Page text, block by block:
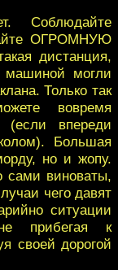
Соблюдайте
ОГРОМНУЮ
дистанция,
могли
Только так
вовремя
(если впереди
Большая
но и жопу.
сами виноваты,
чего давят
ситуации
прибегая к
своей дорогой